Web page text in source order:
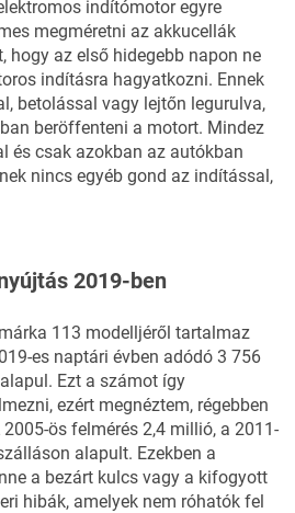
indítómotor egyre
megméretni az akkucellák
hogy az első hidegebb napon ne
indításra hagyatkozni. Ennek
betolással vagy lejtőn legurulva,
beröffenteni a motort. Mindez
és csak azokban az autókban
nincs egyéb gond az indítással,
2019-ben
113 modelljéről tartalmaz
es naptári évben adódó 3 756
Ezt a számot így
ezért megnéztem, régebben
2005-ös felmérés 2,4 millió, a 2011-
alapult. Ezekben a
a bezárt kulcs vagy a kifogyott
hibák, amelyek nem róhatók fel